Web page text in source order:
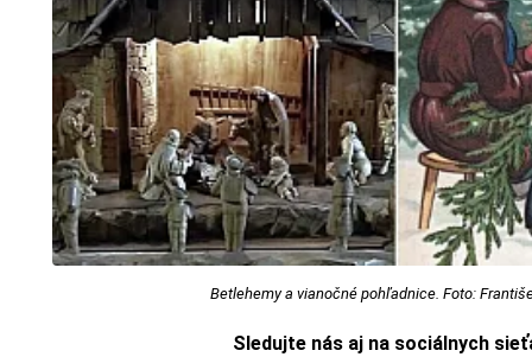
Betlehemy a vianočné pohľadnice. Foto:
Sledujte nás aj na sociálnych